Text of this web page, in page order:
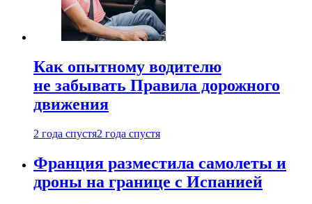
Как опытному водителю
не забывать Правила дорожного
движения
2 года спустя2 года спустя
Франция разместила самолеты и
дроны на границе с Испанией